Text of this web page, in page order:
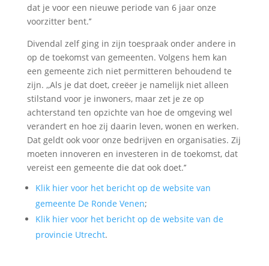
dat je voor een nieuwe periode van 6 jaar onze
voorzitter bent.’’
Divendal zelf ging in zijn toespraak onder andere in
op de toekomst van gemeenten. Volgens hem kan
een gemeente zich niet permitteren behoudend te
zijn. ,,Als je dat doet, creëer je namelijk niet alleen
stilstand voor je inwoners, maar zet je ze op
achterstand ten opzichte van hoe de omgeving wel
verandert en hoe zij daarin leven, wonen en werken.
Dat geldt ook voor onze bedrijven en organisaties. Zij
moeten innoveren en investeren in de toekomst, dat
vereist een gemeente die dat ook doet.’’
Klik hier voor het bericht op de website van
gemeente De Ronde Venen;
Klik hier voor het bericht op de website van de
provincie Utrecht.